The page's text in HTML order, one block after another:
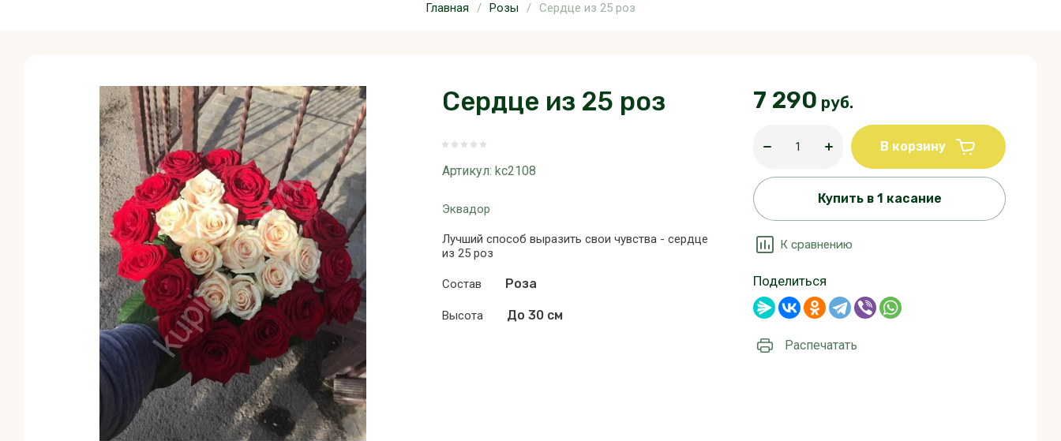
Главная / Розы / Сердце из 25 роз
Сердце из 25 роз
Артикул: kc2108
Эквадор
Лучший способ выразить свои чувства - сердце
из 25 роз
Состав Роза
Высота До 30 см
7 290 руб.
В корзину
Купить в 1 касание
К сравнению
Поделиться
Распечатать